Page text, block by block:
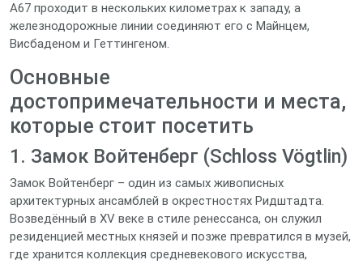
A67 проходит в нескольких километрах к западу, а
железнодорожные линии соединяют его с Майнцем,
Висбаденом и Геттингеном.
Основные
достопримечательности и места,
которые стоит посетить
1. Замок Войтенберг (Schloss Vögtlin)
Замок Войтенберг – один из самых живописных
архитектурных ансамблей в окрестностях Ридштадта.
Возведённый в XV веке в стиле ренессанса, он служил
резиденцией местных князей и позже превратился в музей,
где хранится коллекция средневекового искусства,